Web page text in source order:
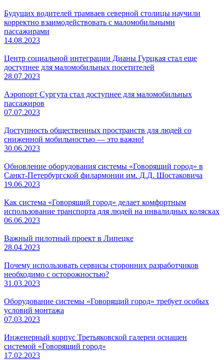
Будущих водителей трамваев северной столицы научили
корректно взаимодействовать с маломобильными
пассажирами
14.08.2023
Центр социальной интеграции Дианы Гурцкая стал еще
доступнее для маломобильных посетителей
28.07.2023
Аэропорт Сургута стал доступнее для маломобильных
пассажиров
07.07.2023
Доступность общественных пространств для людей со
сниженной мобильностью — это важно!
30.06.2023
Обновление оборудования системы «Говорящий город» в
Санкт-Петербургской филармонии им. Д.Д. Шостаковича
19.06.2023
Как система «Говорящий город» делает комфортным
использование транспорта для людей на инвалидных колясках
06.06.2023
Важный пилотный проект в Липецке
28.04.2023
Почему использовать сервисы сторонних разработчиков
необходимо с осторожностью?
31.03.2023
Оборудование системы «Говорящий город» требует особых
условий монтажа
07.03.2023
Инженерный корпус Третьяковской галереи оснащен
системой «Говорящий город»
17.02.2023